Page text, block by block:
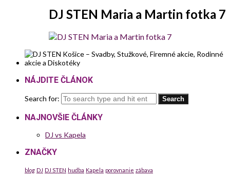
DJ STEN Maria a Martin fotka 7
NÁJDITE ČLÁNOK
Search for:
NAJNOVŠIE ČLÁNKY
DJ vs Kapela
ZNAČKY
blog DJ DJ STEN hudba Kapela porovnanie zábava